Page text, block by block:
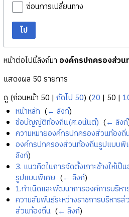
ซ่อนการเปลี่ยนทาง
ไป
หน้าต่อไปนี้ลิงก์มา องค์กรปกครองส่วน
แสดงผล 50 รายการ
ดู (ก่อนหน้า 50 | ถัดไป 50) (20 | 50 |
หน้าหลัก (← ลิงก์)
ข้อบัญญัติท้องถิ่น(ศ.อนันต์) (← ลิงก์
ความหมายองค์กรปกครองส่วนท้อง
องค์กรปกครองส่วนท้องถิ่นรูปแบบพิ
ลิงก์)
3. แนวคิดในการจัดตั้งเกาะช้างให้เ
รูปแบบพิเศษ (← ลิงก์)
1.กำเนิดและพัฒนาการองค์การบริห
ความสัมพันธ์ระหว่างราชการบริหาร
ส่วนท้องถิ่น (← ลิงก์)